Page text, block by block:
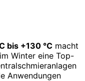
bis +130 °C macht
Winter eine Top-
Anwendungen